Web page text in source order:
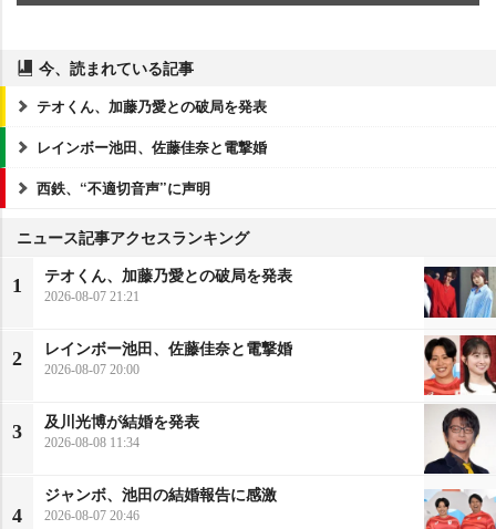
今、読まれている記事
テオくん、加藤乃愛との破局を発表
レインボー池田、佐藤佳奈と電撃婚
西鉄、“不適切音声”に声明
ニュース記事アクセスランキング
1
テオくん、加藤乃愛との破局を発表
2026-08-07 21:21
2
レインボー池田、佐藤佳奈と電撃婚
2026-08-07 20:00
3
及川光博が結婚を発表
2026-08-08 11:34
4
ジャンボ、池田の結婚報告に感激
2026-08-07 20:46